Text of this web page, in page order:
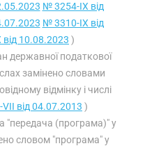
№ 3254-IX від
№ 3310-IX від
10.08.2023 )
державної податкової
замінено словами
відмінку і числі
від 04.07.2013 )
"передача (програма)" у
словом "програма" у